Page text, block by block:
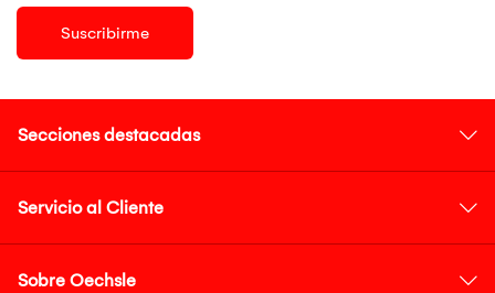
Suscribirme
Secciones destacadas
Servicio al Cliente
Sobre Oechsle